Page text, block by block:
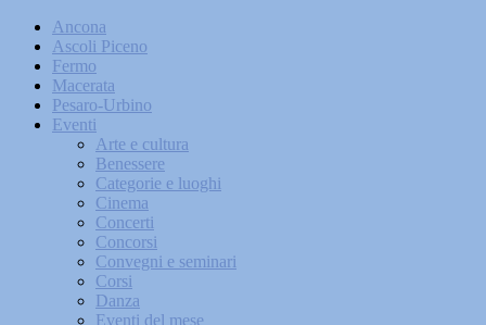
Ancona
Ascoli Piceno
Fermo
Macerata
Pesaro-Urbino
Eventi
Arte e cultura
Benessere
Categorie e luoghi
Cinema
Concerti
Concorsi
Convegni e seminari
Corsi
Danza
Eventi del mese